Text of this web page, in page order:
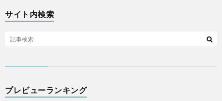
サイト内検索
プレビューランキング